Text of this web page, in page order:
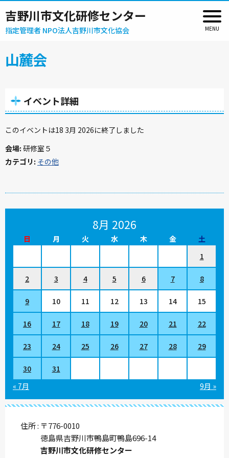
吉野川市文化研修センター
指定管理者 NPO法人吉野川市文化協会
山麓会
イベント詳細
このイベントは18 3月 2026に終了しました
会場: 研修室５
カテゴリ: その他
8月 2026
日 月 火 水 木 金
土
1
2 3 4 5 6 7 8
9 10 11 12 13 14 15
16 17 18 19 20 21 22
23 24 25 26 27 28 29
30
31
« 7月
9月 »
住所 〒776-0010
徳島県吉野川市鴨島町鴨島696-14
吉野川市文化研修センター